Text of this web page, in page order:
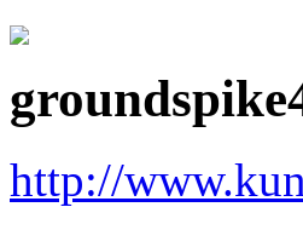
http://